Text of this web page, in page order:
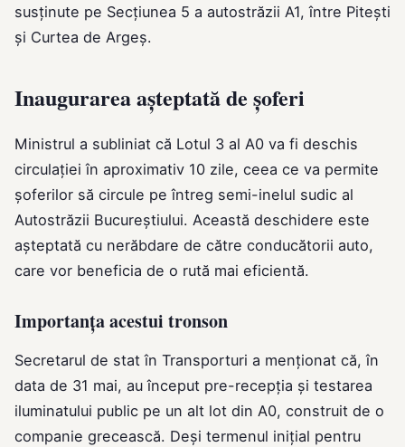
susținute pe Secțiunea 5 a autostrăzii A1, între Pitești
și Curtea de Argeș.
Inaugurarea așteptată de șoferi
Ministrul a subliniat că Lotul 3 al A0 va fi deschis
circulației în aproximativ 10 zile, ceea ce va permite
șoferilor să circule pe întreg semi-inelul sudic al
Autostrăzii Bucureștiului. Această deschidere este
așteptată cu nerăbdare de către conducătorii auto,
care vor beneficia de o rută mai eficientă.
Importanța acestui tronson
Secretarul de stat în Transporturi a menționat că, în
data de 31 mai, au început pre-recepția și testarea
iluminatului public pe un alt lot din A0, construit de o
companie grecească. Deși termenul inițial pentru